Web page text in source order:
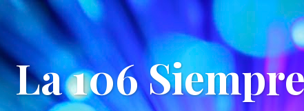
La 106